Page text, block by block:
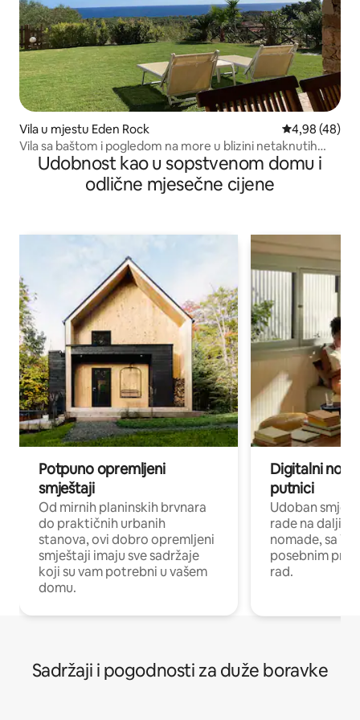
Vila u mjestu Eden Rock prosječna
4,98 (48)
Vila sa baštom i pogledom na more u blizini netaknutih
plaža Kije
Udobnost kao u sopstvenom domu i
odlične mjesečne cijene
Potpuno opremljeni
smještaji
Od mirnih planinskih brvnara
do praktičnih urbanih
stanova, ovi dobro opremljeni
smještaji imaju sve sadržaje
koji su vam potrebni u vašem
domu.
Digitalni
putnici
Udoban
rade na
nomade, sa
posebnim
rad.
Sadržaji i pogodnosti za duže boravke